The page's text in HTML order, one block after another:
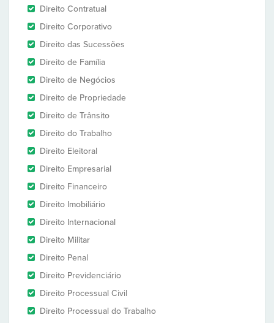
Direito Contratual
Direito Corporativo
Direito das Sucessões
Direito de Família
Direito de Negócios
Direito de Propriedade
Direito de Trânsito
Direito do Trabalho
Direito Eleitoral
Direito Empresarial
Direito Financeiro
Direito Imobiliário
Direito Internacional
Direito Militar
Direito Penal
Direito Previdenciário
Direito Processual Civil
Direito Processual do Trabalho